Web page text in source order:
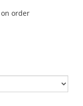
on order